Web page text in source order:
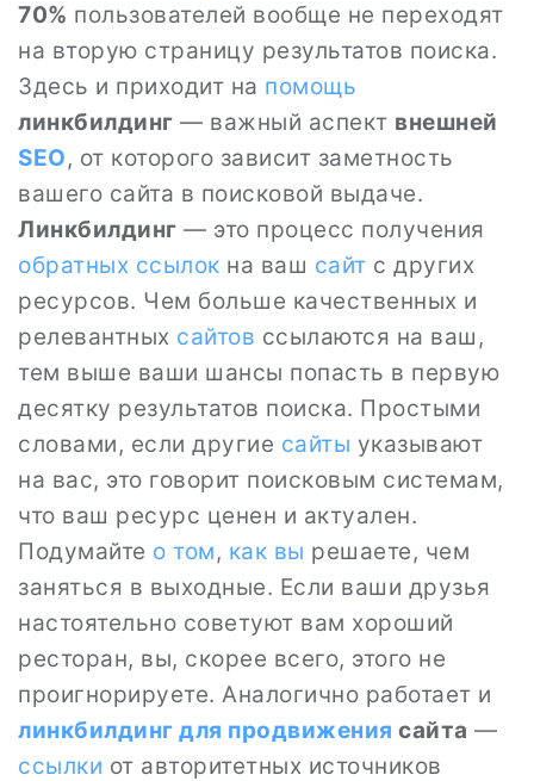
70% пользователей вообще не переходят
на вторую страницу результатов поиска.
Здесь и приходит на помощь
линкбилдинг — важный аспект внешней
SEO, от которого зависит заметность
вашего сайта в поисковой выдаче.
Линкбилдинг — это процесс получения
обратных ссылок на ваш сайт с других
ресурсов. Чем больше качественных и
релевантных сайтов ссылаются на ваш,
тем выше ваши шансы попасть в первую
десятку результатов поиска. Простыми
словами, если другие сайты указывают
на вас, это говорит поисковым системам,
что ваш ресурс ценен и актуален.
Подумайте о том, как вы решаете, чем
заняться в выходные. Если ваши друзья
настоятельно советуют вам хороший
ресторан, вы, скорее всего, этого не
проигнорируете. Аналогично работает и
линкбилдинг для продвижения сайта —
ссылки от авторитетных источников